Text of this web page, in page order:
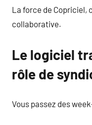
La force de Copriciel,
collaborative.
Le logiciel
rôle de
Vous passez des